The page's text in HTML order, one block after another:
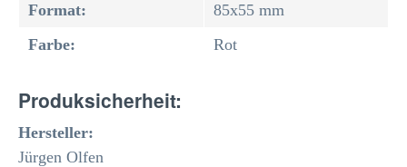
Format:
85x55 mm
Farbe:
Rot
Produksicherheit:
Hersteller:
Jürgen Olfen